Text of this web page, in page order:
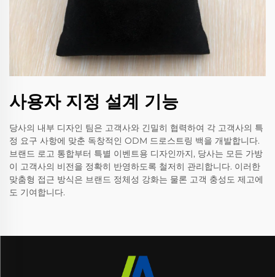
사용자 지정 설계 기능
당사의 내부 디자인 팀은 고객사와 긴밀히 협력하여 각 고객사의 특
정 요구 사항에 맞춘 독창적인 ODM 드로스트링 백을 개발합니다.
브랜드 로고 통합부터 특별 이벤트용 디자인까지, 당사는 모든 가방
이 고객사의 비전을 정확히 반영하도록 철저히 관리합니다. 이러한
맞춤형 접근 방식은 브랜드 정체성 강화는 물론 고객 충성도 제고에
도 기여합니다.